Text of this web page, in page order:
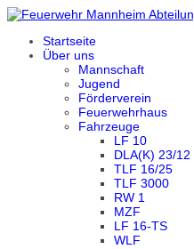
Startseite
Über uns
Mannschaft
Jugend
Förderverein
Feuerwehrhaus
Fahrzeuge
LF 10
DLA(K) 23/12
TLF 16/25
TLF 3000
RW 1
MZF
LF 16-TS
WLF